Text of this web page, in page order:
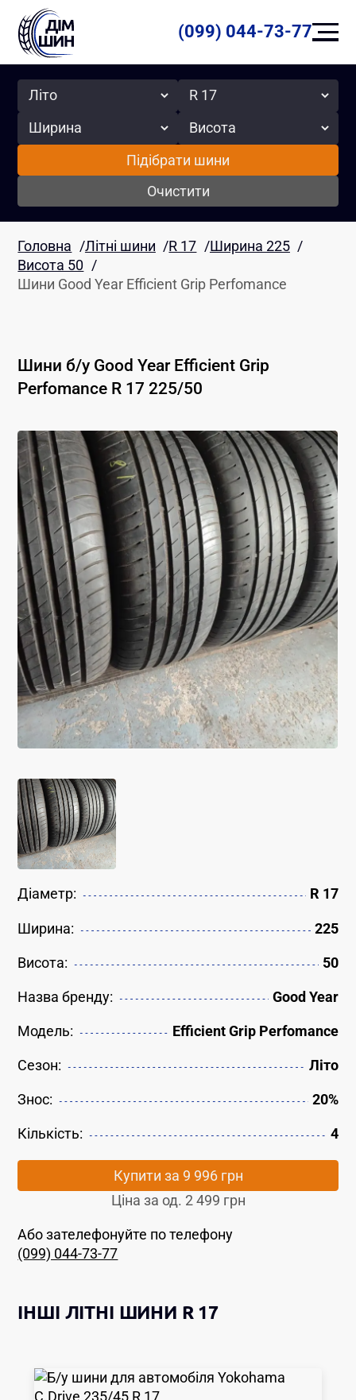
(099) 044-73-77
Сезон Радіус
Ширина Висота
Підібрати шини
Очистити
Головна /Літні шини /R 17 /Ширина 225 /
Висота 50 /
Шини Good Year Efficient Grip Perfomance
Шини б/у Good Year Efficient Grip
Perfomance R 17 225/50
Діаметр: R 17
Ширина: 225
Висота: 50
Назва бренду: Good Year
Модель: Efficient Grip Perfomance
Сезон: Літо
Знос: 20%
Кількість: 4
Купити за 9 996 грн
Ціна за од. 2 499 грн
Або зателефонуйте по телефону
(099) 044-73-77
ІНШІ ЛІТНІ ШИНИ R 17